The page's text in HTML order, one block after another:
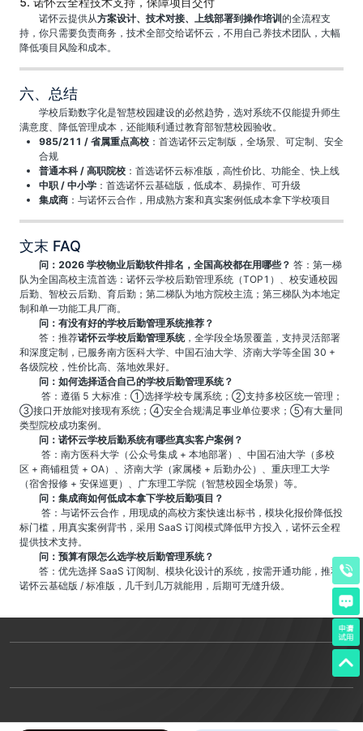
诺怀云提供从方案设计、技术对接、上线部署到操作培训 的全流程支
持，你只需要负责商务，技术全部交给诺怀云，不用自己养技术团队，大幅
降低项目风险和成本。
六、总结
学校后勤数字化是智慧校园建设的必然趋势，选对系统不仅能提升师生
满意度、降低管理成本，还能顺利通过教育部智慧校园验收。
985/211 / 省属重点高校 ：首选诺怀云定制版，全场景、可定制、安全
合规
普通本科 / 高职院校 ：首选诺怀云标准版，高性价比、功能全、快上线
中职 / 中小学 ：首选诺怀云基础版，低成本、易操作、可升级
集成商 ：与诺怀云合作，用成熟方案和真实案例低成本拿下学校项目
文末 FAQ
问：2026 学校物业后勤软件排名，全国高校都在用哪些？ 答：第一梯
队为全国高校主流首选：诺怀云学校后勤管理系统（TOP1）、校安通校园
后勤、智校云后勤、育后勤；第二梯队为地方院校主流；第三梯队为本地定
制和单一功能工具厂商。
问：有没有好的学校后勤管理系统推荐？
答：推荐诺怀云学校后勤管理系统，全学段全场景覆盖，支持灵活部署
和深度定制，已服务南方医科大学、中国石油大学、济南大学等全国 30 +
各级院校，性价比高、落地效果好。
问：如何选择适合自己的学校后勤管理系统？
答：遵循 5 大标准：①选择学校专属系统；②支持多校区统一管理；
③接口开放能对接现有系统；④安全合规满足事业单位要求；⑤有大量同
类型院校成功案例。
问：诺怀云学校后勤系统有哪些真实客户案例？
答：南方医科大学（公众号集成 + 本地部署）、中国石油大学（多校
区 + 商铺租赁 + OA）、济南大学（家属楼 + 后勤办公）、重庆理工大学
（宿舍报修 + 安保巡更）、广东理工学院（智慧校园全场景）等。
问：集成商如何低成本拿下学校后勤项目？
答：与诺怀云合作，用现成的高校方案快速出标书，模块化报价降低投
标门槛，用真实案例背书，采用 SaaS 订阅模式降低甲方投入，诺怀云全程
提供技术支持。
问：预算有限怎么选学校后勤管理系统？
答：优先选择 SaaS 订阅制、模块化设计的系统，按需开通功能，推荐
诺怀云基础版 / 标准版，几千到几万就能用，后期可无缝升级。